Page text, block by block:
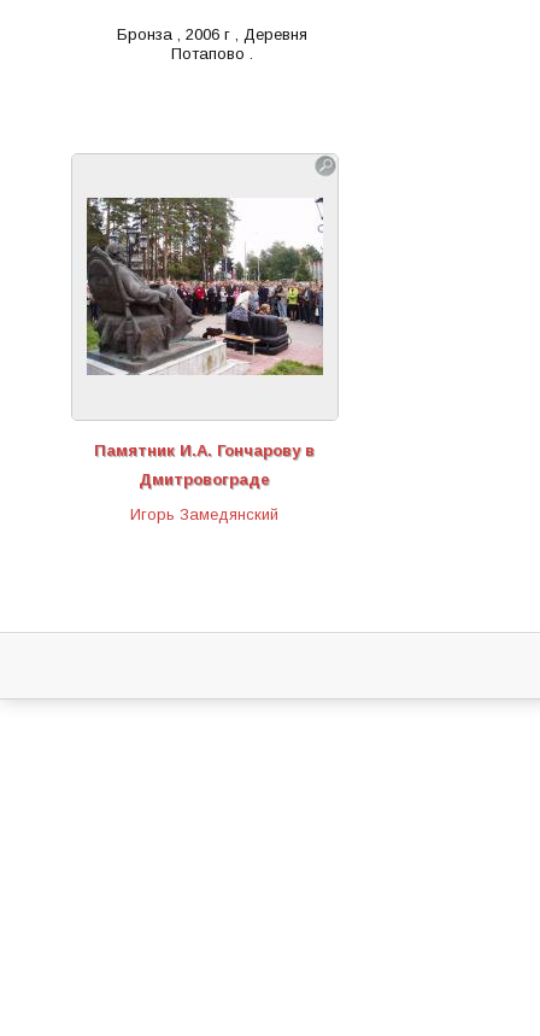
Бронза , 2006 г , Деревня
Потапово .
Памятник И.А. Гончарову в
Дмитровограде
Игорь Замедянский